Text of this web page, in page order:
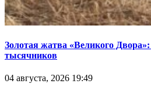
Золотая жатва «Великого Двора»:
тысячников
04 августа, 2026 19:49